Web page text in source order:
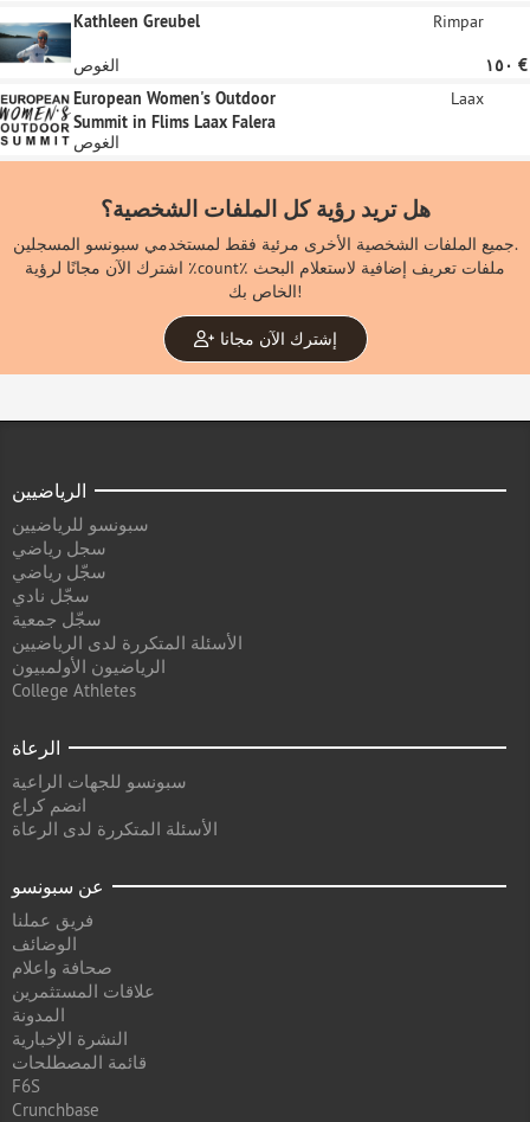
Kathleen Greubel
Rimpar
الغوص
‏١٥٠ €
European Women's Outdoor
Summit in Flims Laax Falera
Laax
الغوص
هل تريد رؤية كل الملفات الشخصية؟
جميع الملفات الشخصية الأخرى مرئية فقط لمستخدمي سبونسو المسجلين.
اشترك الآن مجانًا لرؤية ٪count٪ ملفات تعريف إضافية لاستعلام البحث
الخاص بك!
إشترك الآن مجانا
الرياضيين
سبونسو للرياضيين
سجل رياضي
سجّل رياضي
سجّل نادي
سجّل جمعية
الأسئلة المتكررة لدى الرياضيين
الرياضيون الأولمبيون
College Athletes
الرعاة
سبونسو للجهات الراعية
انضم كراع
الأسئلة المتكررة لدى الرعاة
عن سبونسو
فريق عملنا
الوضائف
صحافة واعلام
علاقات المستثمرين
المدونة
النشرة الإخبارية
قائمة المصطلحات
F6S
Crunchbase